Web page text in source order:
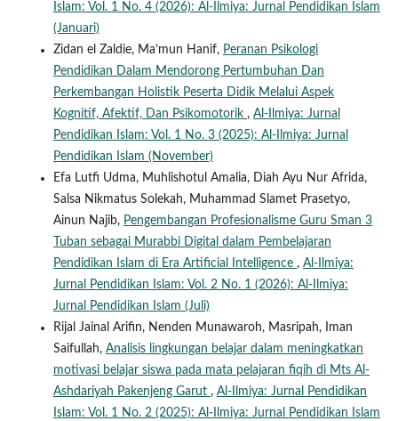
Islam: Vol. 1 No. 4 (2026): Al-Ilmiya: Jurnal Pendidikan Islam
(Januari)
Zidan el Zaldie, Ma’mun Hanif, Peranan Psikologi
Pendidikan Dalam Mendorong Pertumbuhan Dan
Perkembangan Holistik Peserta Didik Melalui Aspek
Kognitif, Afektif, Dan Psikomotorik , Al-Ilmiya: Jurnal
Pendidikan Islam: Vol. 1 No. 3 (2025): Al-Ilmiya: Jurnal
Pendidikan Islam (November)
Efa Lutfi Udma, Muhlishotul Amalia, Diah Ayu Nur Afrida,
Salsa Nikmatus Solekah, Muhammad Slamet Prasetyo,
Ainun Najib, Pengembangan Profesionalisme Guru Sman 3
Tuban sebagai Murabbi Digital dalam Pembelajaran
Pendidikan Islam di Era Artificial Intelligence , Al-Ilmiya:
Jurnal Pendidikan Islam: Vol. 2 No. 1 (2026): Al-Ilmiya:
Jurnal Pendidikan Islam (Juli)
Rijal Jainal Arifin, Nenden Munawaroh, Masripah, Iman
Saifullah, Analisis lingkungan belajar dalam meningkatkan
motivasi belajar siswa pada mata pelajaran fiqih di Mts Al-
Ashdariyah Pakenjeng Garut , Al-Ilmiya: Jurnal Pendidikan
Islam: Vol. 1 No. 2 (2025): Al-Ilmiya: Jurnal Pendidikan Islam